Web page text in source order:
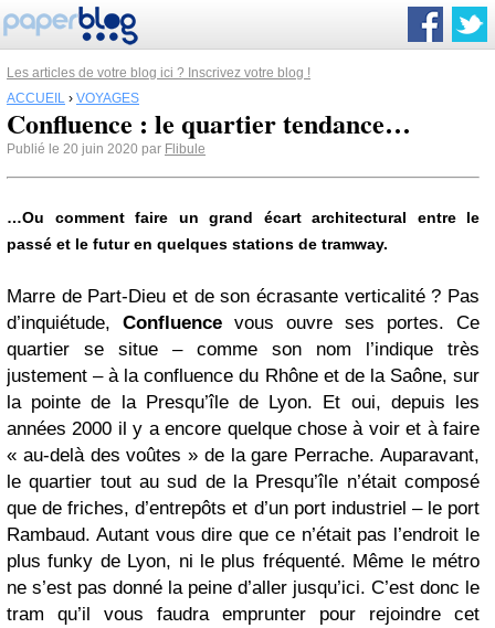
Les articles de votre blog ici ? Inscrivez votre blog !
ACCUEIL › VOYAGES
Confluence : le quartier tendance…
Publié le 20 juin 2020 par Flibule
…Ou comment faire un grand écart architectural entre le
passé et le futur en quelques stations de tramway.
Marre de Part-Dieu et de son écrasante verticalité ? Pas
d’inquiétude, Confluence vous ouvre ses portes. Ce
quartier se situe – comme son nom l’indique très
justement – à la confluence du Rhône et de la Saône, sur
la pointe de la Presqu’île de Lyon. Et oui, depuis les
années 2000 il y a encore quelque chose à voir et à faire
« au-delà des voûtes » de la gare Perrache. Auparavant,
le quartier tout au sud de la Presqu’île n’était composé
que de friches, d’entrepôts et d’un port industriel – le port
Rambaud. Autant vous dire que ce n’était pas l’endroit le
plus funky de Lyon, ni le plus fréquenté. Même le métro
ne s’est pas donné la peine d’aller jusqu’ici. C’est donc le
tram qu’il vous faudra emprunter pour rejoindre cet